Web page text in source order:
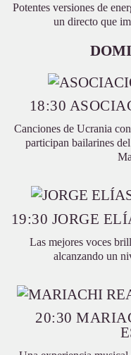
Potentes versiones de
un directo que
18:30
Canciones de Ucrania
participan bailarines
19:30 JORGE
Las mejores voces
alcanzando un
20:30